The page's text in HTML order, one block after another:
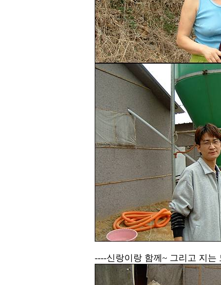
----신랑이랑 함께~ 그리고 지는